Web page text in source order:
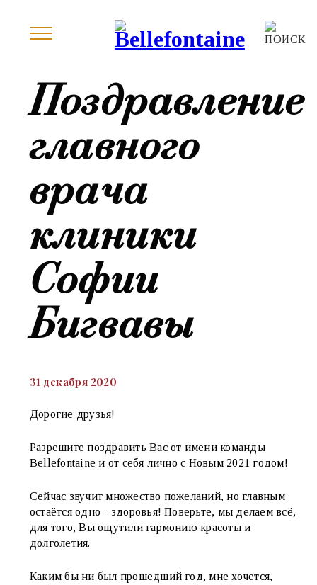
Поздравление
главного
врача
клиники
Софии
Бигвавы
31 декабря 2020
Дорогие друзья!
Разрешите поздравить Вас от имени команды
Bellefontaine и от себя лично с Новым 2021 годом!
Сейчас звучит множество пожеланий, но главным
остаётся одно - здоровья! Поверьте, мы делаем всё,
для того, Вы ощутили гармонию красоты и
долголетия.
Каким бы ни был прошедший год, мне хочется,